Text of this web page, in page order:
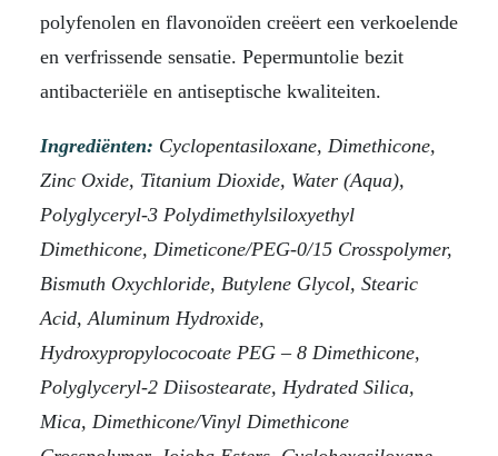
polyfenolen en flavonoïden creëert een verkoelende
en verfrissende sensatie. Pepermuntolie bezit
antibacteriële en antiseptische kwaliteiten.
Ingrediënten: Cyclopentasiloxane, Dimethicone,
Zinc Oxide, Titanium Dioxide, Water (Aqua),
Polyglyceryl-3 Polydimethylsiloxyethyl
Dimethicone, Dimeticone/PEG-0/15 Crosspolymer,
Bismuth Oxychloride, Butylene Glycol, Stearic
Acid, Aluminum Hydroxide,
Hydroxypropylococoate PEG – 8 Dimethicone,
Polyglyceryl-2 Diisostearate, Hydrated Silica,
Mica, Dimethicone/Vinyl Dimethicone